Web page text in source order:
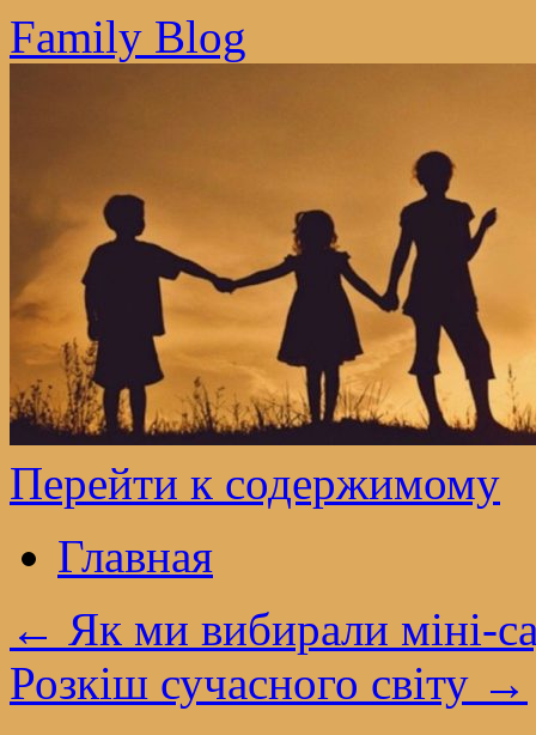
Family Blog
Перейти к содержимому
Главная
← Як ми вибирали міні-
Розкіш сучасного світу →